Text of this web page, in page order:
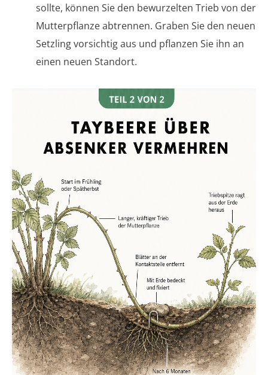
sollte, können Sie den bewurzelten Trieb von der
Mutterpflanze abtrennen. Graben Sie den neuen
Setzling vorsichtig aus und pflanzen Sie ihn an
einen neuen Standort.